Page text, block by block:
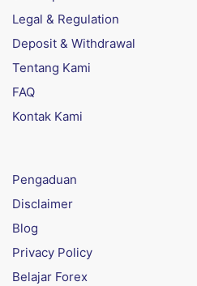
Legal & Regulation
Deposit & Withdrawal
Tentang Kami
FAQ
Kontak Kami
Pengaduan
Disclaimer
Blog
Privacy Policy
Belajar Forex